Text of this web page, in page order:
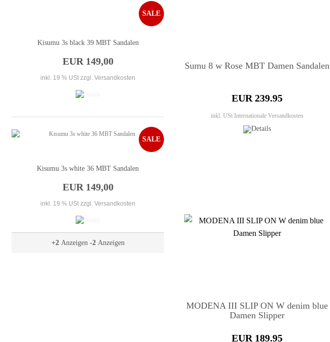
Kisumu 3s black 39 MBT Sandalen
EUR 149,00
inkl. 19 % USt zzgl. Versandkosten
SALE
Kisumu 3s white 36 MBT Sandalen
EUR 149,00
inkl. 19 % USt zzgl. Versandkosten
SALE
+2Anzeigen -2Anzeigen
Sumu 8 w Rose MBT Damen Sandalen
EUR 239.95
inkl. USt Internationale Versandkosten
MODENA III SLIP ON W denim blue
Damen Slipper
EUR 189.95